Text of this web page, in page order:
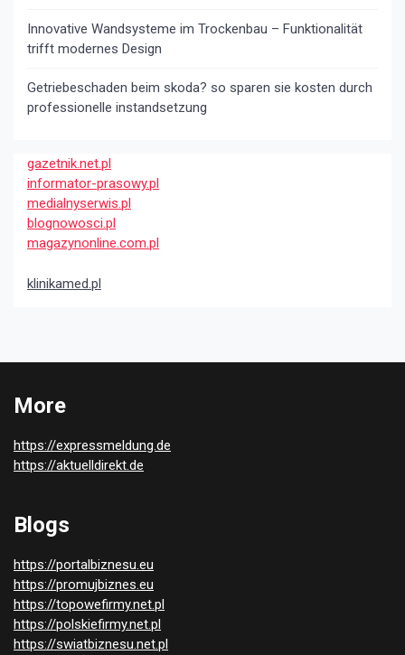
Innovative Wandsysteme im Trockenbau – Funktionalität
trifft modernes Design
Getriebeschaden beim skoda? so sparen sie kosten durch
professionelle instandsetzung
gazetnik.net.pl
informator-prasowy.pl
medialnyserwis.pl
blognowosci.pl
magazynonline.com.pl
klinikamed.pl
More
https://expressmeldung.de
https://aktuelldirekt.de
Blogs
https://portalbiznesu.eu
https://promujbiznes.eu
https://topowefirmy.net.pl
https://polskiefirmy.net.pl
https://swiatbiznesu.net.pl